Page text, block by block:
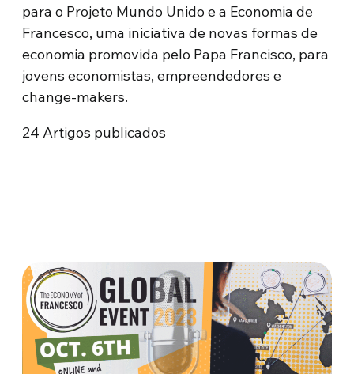
para o Projeto Mundo Unido e a Economia de
Francesco, uma iniciativa de novas formas de
economia promovida pelo Papa Francisco, para
jovens economistas, empreendedores e
change-makers.
24 Artigos publicados